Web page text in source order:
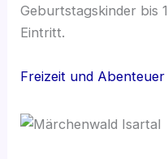
Geburtstagskinder bis
Eintritt.
Freizeit und Abenteuer